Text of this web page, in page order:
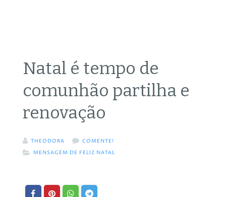
Natal é tempo de
comunhão partilha e
renovação
THEODORA
COMENTE!
MENSAGEM DE FELIZ NATAL